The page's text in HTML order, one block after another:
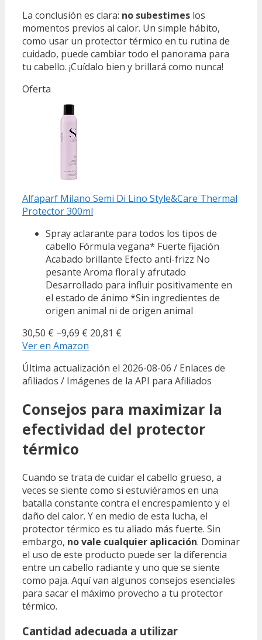
La conclusión es clara: no subestimes los
momentos previos al calor. Un simple hábito,
como usar un protector térmico en tu rutina de
cuidado, puede cambiar todo el panorama para
tu cabello. ¡Cuídalo bien y brillará como nunca!
Oferta
Alfaparf Milano Semi Di Lino Style&Care Thermal
Protector 300ml
Spray aclarante para todos los tipos de
cabello Fórmula vegana* Fuerte fijación
Acabado brillante Efecto anti-frizz No
pesante Aroma floral y afrutado
Desarrollado para influir positivamente en
el estado de ánimo *Sin ingredientes de
origen animal ni de origen animal
30,50 € −9,69 € 20,81 €
Ver en Amazon
Última actualización el 2026-08-06 / Enlaces de
afiliados / Imágenes de la API para Afiliados
Consejos para maximizar la
efectividad del protector
térmico
Cuando se trata de cuidar el cabello grueso, a
veces se siente como si estuviéramos en una
batalla constante contra el encrespamiento y el
daño del calor. Y en medio de esta lucha, el
protector térmico es tu aliado más fuerte. Sin
embargo, no vale cualquier aplicación. Dominar
el uso de este producto puede ser la diferencia
entre un cabello radiante y uno que se siente
como paja. Aquí van algunos consejos esenciales
para sacar el máximo provecho a tu protector
térmico.
Cantidad adecuada a utilizar